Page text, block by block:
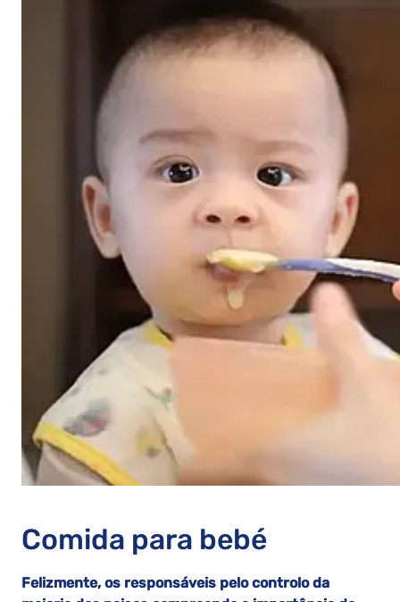
Comida para bebé
Felizmente, os responsáveis pelo controlo da